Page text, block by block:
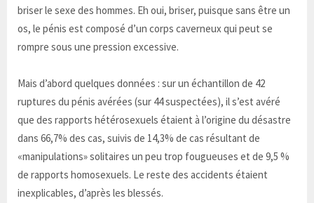
briser le sexe des hommes. Eh oui, briser, puisque sans être un
os, le pénis est composé d’un corps caverneux qui peut se
rompre sous une pression excessive.
Mais d’abord quelques données : sur un échantillon de 42
ruptures du pénis avérées (sur 44 suspectées), il s’est avéré
que des rapports hétérosexuels étaient à l’origine du désastre
dans 66,7% des cas, suivis de 14,3% de cas résultant de
«manipulations» solitaires un peu trop fougueuses et de 9,5 %
de rapports homosexuels. Le reste des accidents étaient
inexplicables, d’après les blessés.